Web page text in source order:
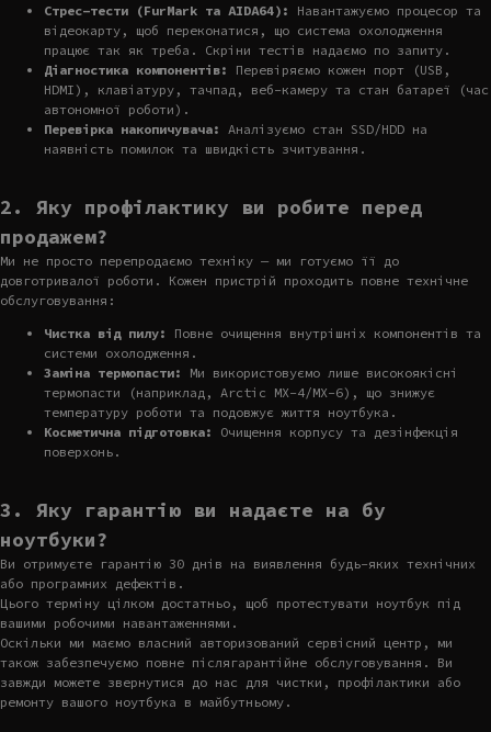
Стрес-тести (FurMark та AIDA64):
Навантажуємо процесор та
відеокарту, щоб переконатися, що система охолодження
працює так як треба. Скріни тестів надаємо по запиту.
Діагностика компонентів:
Перевіряємо кожен порт (USB,
HDMI), клавіатуру, тачпад, веб-камеру та стан батареї (час
автономної роботи).
Перевірка накопичувача:
Аналізуємо стан SSD/HDD на
наявність помилок та швидкість зчитування.
2. Яку профілактику ви робите перед
продажем?
Ми не просто перепродаємо техніку — ми готуємо її до
довготривалої роботи. Кожен пристрій проходить повне технічне
обслуговування:
Чистка від пилу:
Повне очищення внутрішніх компонентів та
системи охолодження.
Заміна термопасти:
Ми використовуємо лише високоякісні
термопасти (наприклад, Arctic MX-4/MX-6), що знижує
температуру роботи та подовжує життя ноутбука.
Косметична підготовка:
Очищення корпусу та дезінфекція
поверхонь.
3. Яку гарантію ви надаєте на бу
ноутбуки?
Ви отримуєте гарантію 30 днів на виявлення будь-яких технічних
або програмних дефектів.
Цього терміну цілком достатньо, щоб протестувати ноутбук під
вашими робочими навантаженнями.
Оскільки ми маємо власний авторизований сервісний центр, ми
також забезпечуємо повне післягарантійне обслуговування. Ви
завжди можете звернутися до нас для чистки, профілактики або
ремонту вашого ноутбука в майбутньому.